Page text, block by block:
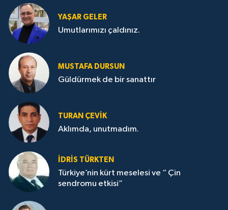
YAŞAR GELER
Umutlarımızı çaldınız.
MUSTAFA DURSUN
Güldürmek de bir sanattır
TURAN ÇEVİK
Aklımda, unutmadım.
İDRİS TÜRKTEN
Türkiye’nin kürt meselesi ve “ Çin
sendromu etkisi”